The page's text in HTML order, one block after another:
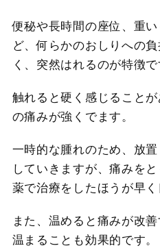
便秘や長時間の座位、重
ど、何らかのおしりへの
く、突然はれるのが特徴で
触れると硬く感じること
の痛みが強くでます。
一時的な腫れのため、放
していきますが、痛みを
薬で治療をしたほうが早く
また、温めると痛みが改
温まることも効果的です。